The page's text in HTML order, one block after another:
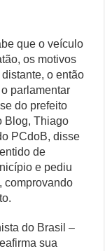
que o veículo
os motivos
o então
parlamentar
do prefeito
Blog, Thiago
PCdoB, disse
de
e pediu
comprovando
do Brasil –
sua